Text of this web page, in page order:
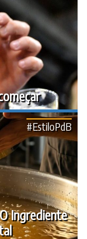
Ingrediente
#EstiloPdB